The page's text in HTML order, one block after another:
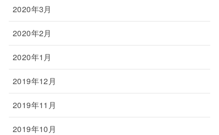
2020年3月
2020年2月
2020年1月
2019年12月
2019年11月
2019年10月